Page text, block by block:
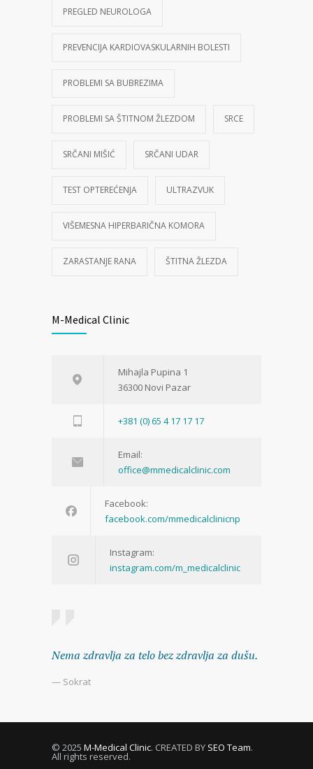
PREGLED NEUROLOGA
PREVENCIJA KARDIOVASKULARNIH BOLESTI
PROBLEMI SA BUBREZIMA
PROBLEMI SA ŠTITNOM ŽLEZDOM SRCE
SRČANI MIŠIĆ SRČANI UDAR
TEST OPTEREĆENJA ULTRAZVUK
VIŠEMESNA HIPERBARIČNA KOMORA
ZARASTANJE RANA ŠTITNA ŽLEZDA
M-Medical Clinic
Mihajla Pupina 1
36300 Novi Pazar
+381 (0) 65 4 17 17 17
Email:
office@mmedicalclinic.com
Facebook:
facebook.com/mmedicalclinicnp
Instagram:
instagram.com/m_medicalclinic
Nema zdravlja za telo bez zdravlja za dušu.
— Sokrat
© 2025 M-Medical Clinic. CREATED BY SEO Team.
All rights reserved.